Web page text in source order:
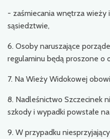
- zaśmiecania wnętrza wieży
sąsiedztwie,
6. Osoby naruszające
regulaminu będą proszone o
7. Na Wieży Widokowej
8. Nadleśnictwo Szczecinek
szkody i wypadki powstałe
9. W przypadku